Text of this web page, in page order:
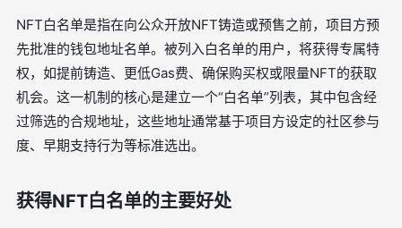
NFT白名单是指在向公众开放NFT铸造或预售之前，项目方预
先批准的钱包地址名单。被列入白名单的用户，将获得专属特
权，如提前铸造、更低Gas费、确保购买权或限量NFT的获取
机会。这一机制的核心是建立一个“白名单”列表，其中包含经
过筛选的合规地址，这些地址通常基于项目方设定的社区参与
度、早期支持行为等标准选出。
获得NFT白名单的主要好处